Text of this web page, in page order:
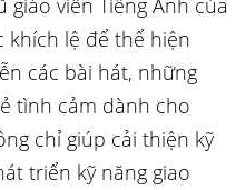
viên Tiếng Anh của
khích lệ để thể hiện
các bài hát, những
tình cảm dành cho
chỉ giúp cải thiện kỹ
triển kỹ năng giao